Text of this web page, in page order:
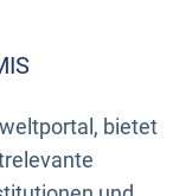
bietet